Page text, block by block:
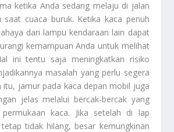
ketika Anda sedang melaju di jalan
saat cuaca buruk. Ketika kaca penuh
dari lampu kendaraan lain dapat
kemampuan Anda untuk melihat
ini tentu saja meningkatkan risiko
masalah yang perlu segera
itu, jamur pada kaca depan mobil juga
jelas melalui bercak-bercak yang
kaca. Jika setelah di lap
tidak hilang, besar kemungkinan